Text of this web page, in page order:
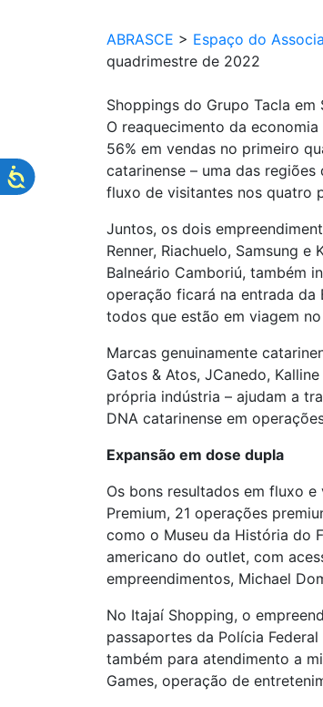
ABRASCE > Espaço do
quadrimestre de 2022
Shoppings do Grupo Tacla
O reaquecimento da
56% em vendas no primeiro
catarinense – uma das
fluxo de visitantes nos quatro
Juntos, os dois
Renner, Riachuelo, Samsung
Balneário Camboriú, também
operação ficará na entrada da
todos que estão em viagem
Marcas genuinamente
Gatos & Atos, JCanedo,
própria indústria – ajudam a
DNA catarinense em
Expansão em dose dupla
Os bons resultados em fluxo
Premium, 21 operações
como o Museu da História do
americano do outlet, com
empreendimentos, Michael
No Itajaí Shopping, o
passaportes da Polícia
também para atendimento a
Games, operação de